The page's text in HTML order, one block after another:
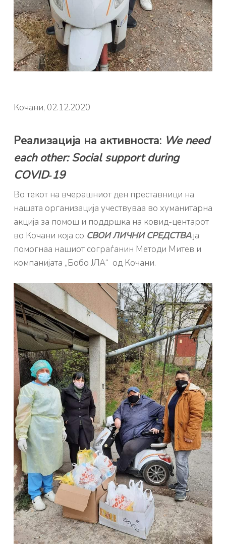
Кочани, 02.12.2020
Реализација на активноста: We need
each other: Social support during
COVID‐19
Во текот на вчерашниот ден преставници на
нашата организација учествуваа во хуманитарна
акција за помош и поддршка на ковид-центарот
во Кочани која со СВОИ ЛИЧНИ СРЕДСТВАја
помогнаа нашиот сограѓанин Методи Митев и
компанијата „Бобо ЈЛА“ од Кочани.